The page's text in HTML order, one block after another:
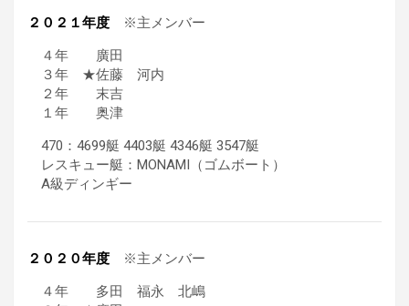
２０２１年度 ※主メンバー
４年 廣田
３年 ★佐藤 河内
２年 末吉
１年 奥津
470：4699艇 4403艇 4346艇 3547艇
レスキュー艇：MONAMI（ゴムボート）
A級ディンギー
２０２０年度 ※主メンバー
４年 多田 福永 北嶋